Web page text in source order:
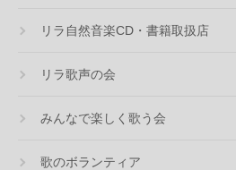
リラ自然音楽CD・書籍取扱店
リラ歌声の会
みんなで楽しく歌う会
歌のボランティア